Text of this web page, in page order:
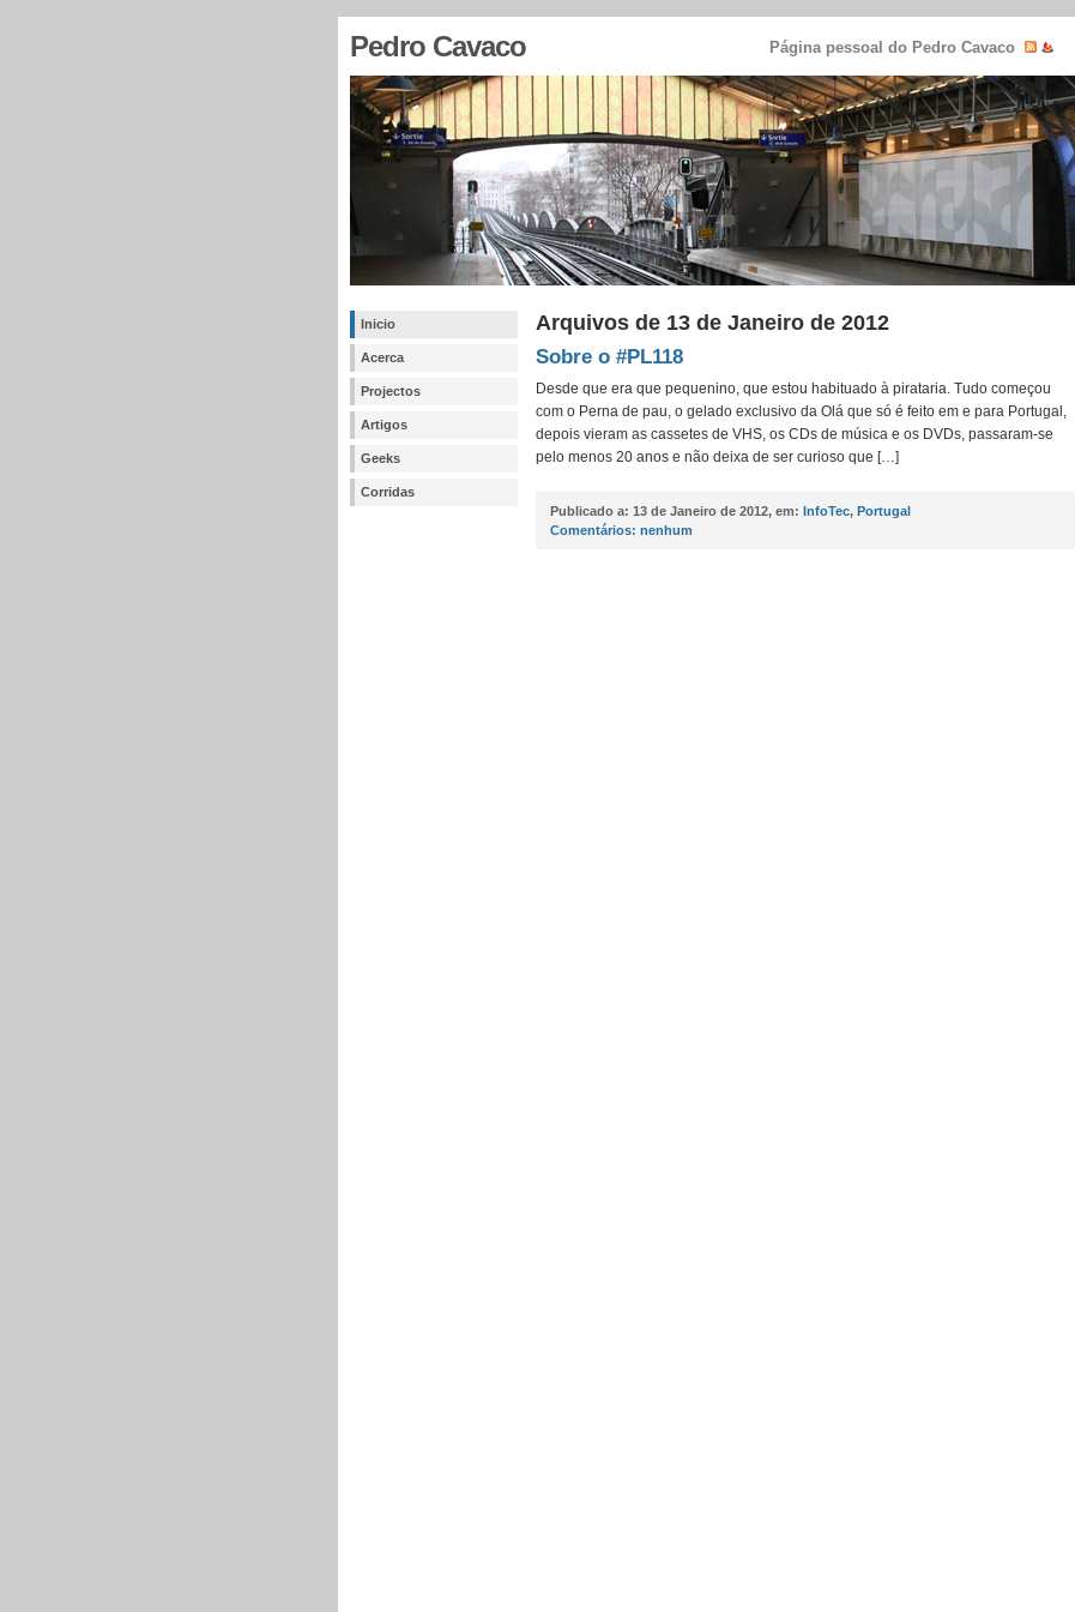
Pedro Cavaco Página pessoal do Pedro Cavaco
Inicio
Acerca
Projectos
Artigos
Geeks
Corridas
Arquivos de 13 de Janeiro de 2012
Sobre o #PL118
Desde que era que pequenino, que estou habituado à pirataria. Tudo começou
com o Perna de pau, o gelado exclusivo da Olá que só é feito em e para Portugal,
depois vieram as cassetes de VHS, os CDs de música e os DVDs, passaram-se
pelo menos 20 anos e não deixa de ser curioso que […]
Publicado a: 13 de Janeiro de 2012, em: InfoTec, Portugal
Comentários: nenhum